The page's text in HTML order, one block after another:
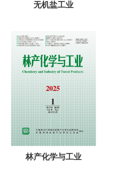
无机盐工业
林产化学与工业